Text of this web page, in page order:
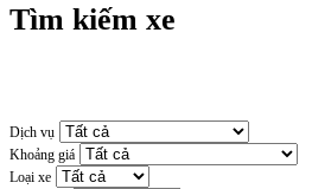
Tìm kiếm xe
Dịch vụ
Khoảng giá
Loại xe